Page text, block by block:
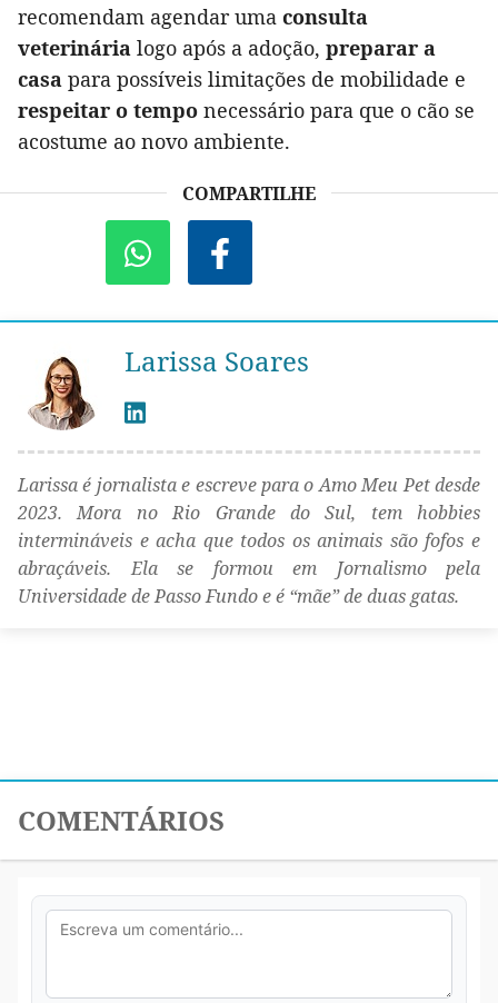
recomendam agendar uma consulta
veterinária logo após a adoção, preparar a
casa para possíveis limitações de mobilidade e
respeitar o tempo necessário para que o cão se
acostume ao novo ambiente.
COMPARTILHE
Larissa Soares
Larissa é jornalista e escreve para o Amo Meu Pet desde
2023. Mora no Rio Grande do Sul, tem hobbies
intermináveis e acha que todos os animais são fofos e
abraçáveis. Ela se formou em Jornalismo pela
Universidade de Passo Fundo e é “mãe” de duas gatas.
COMENTÁRIOS